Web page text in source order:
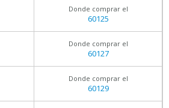
Donde comprar el
60125
Donde comprar el
60127
Donde comprar el
60129